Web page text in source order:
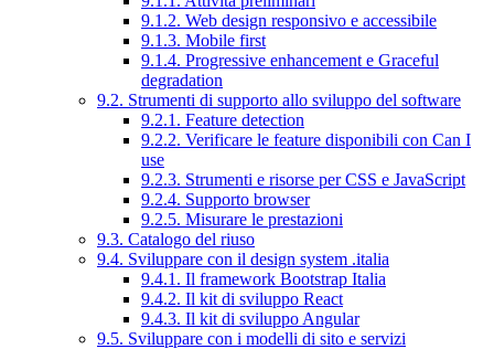
9.1.2. Web design responsivo e accessibile
9.1.3. Mobile first
9.1.4. Progressive enhancement e Graceful
degradation
9.2. Strumenti di supporto allo sviluppo del software
9.2.1. Feature detection
9.2.2. Verificare le feature disponibili con Can I
use
9.2.3. Strumenti e risorse per CSS e JavaScript
9.2.4. Supporto browser
9.2.5. Misurare le prestazioni
9.3. Catalogo del riuso
9.4. Sviluppare con il design system .italia
9.4.1. Il framework Bootstrap Italia
9.4.2. Il kit di sviluppo React
9.4.3. Il kit di sviluppo Angular
9.5. Sviluppare con i modelli di sito e servizi